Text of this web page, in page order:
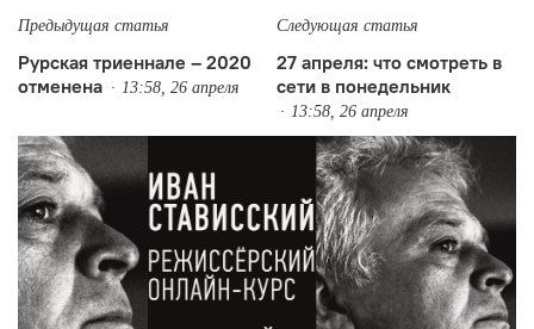
Предыдущая статья
Рурская триеннале – 2020
отменена
13:58, 26 апреля
Следующая статья
27 апреля: что смотреть в
сети в понедельник
13:58, 26 апреля